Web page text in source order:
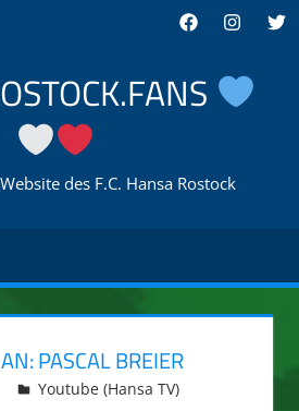
Facebook
des F.C. Hansa Rostock
PASCAL BREIER
integromat
Youtube (Hansa TV)